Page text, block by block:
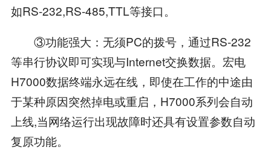
如RS-232,RS-485,TTL等接口。
③功能强大：无须PC的拨号，通过RS-232
等串行协议即可实现与Internet交换数据。宏电
H7000数据终端永远在线，即使在工作的中途由
于某种原因突然掉电或重启，H7000系列会自动
上线,当网络运行出现故障时还具有设置参数自动
复原功能。